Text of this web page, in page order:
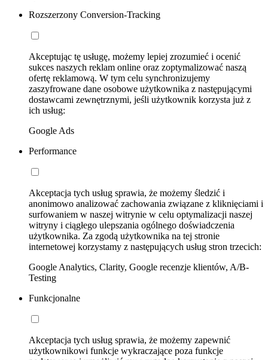
Rozszerzony Conversion-Tracking
Akceptując tę usługę, możemy lepiej zrozumieć i ocenić
sukces naszych reklam online oraz zoptymalizować naszą
ofertę reklamową. W tym celu synchronizujemy
zaszyfrowane dane osobowe użytkownika z następującymi
dostawcami zewnętrznymi, jeśli użytkownik korzysta już z
ich usług:
Google Ads
Performance
Akceptacja tych usług sprawia, że możemy śledzić i
anonimowo analizować zachowania związane z kliknięciami i
surfowaniem w naszej witrynie w celu optymalizacji naszej
witryny i ciągłego ulepszania ogólnego doświadczenia
użytkownika. Za zgodą użytkownika na tej stronie
internetowej korzystamy z następujących usług stron trzecich:
Google Analytics, Clarity, Google recenzje klientów, A/B-
Testing
Funkcjonalne
Akceptacja tych usług sprawia, że możemy zapewnić
użytkownikowi funkcje wykraczające poza funkcje